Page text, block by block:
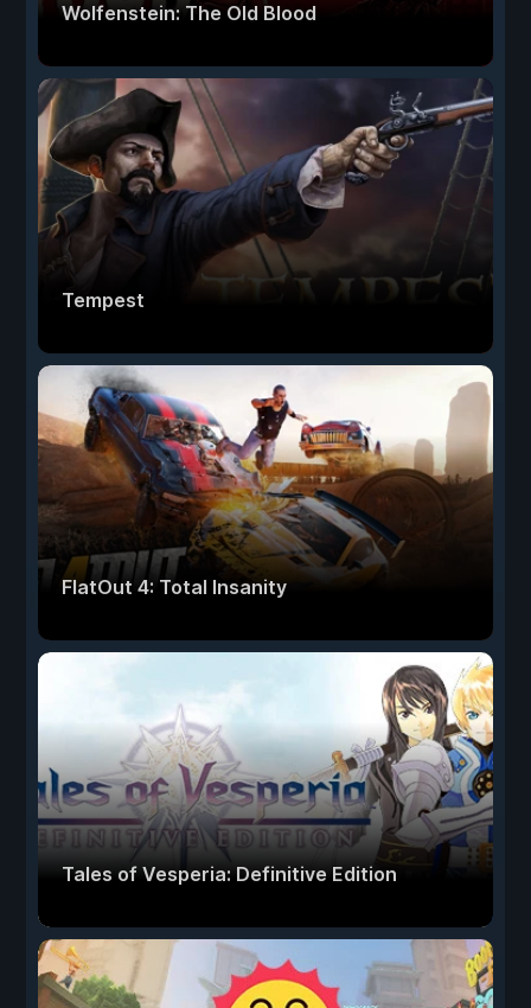
Wolfenstein: The Old Blood
Tempest
FlatOut 4: Total Insanity
Tales of Vesperia: Definitive Edition